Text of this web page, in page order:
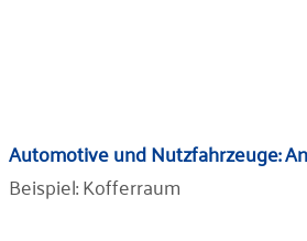
Automotive und Nutzfahrzeuge:
Beispiel: Kofferraum